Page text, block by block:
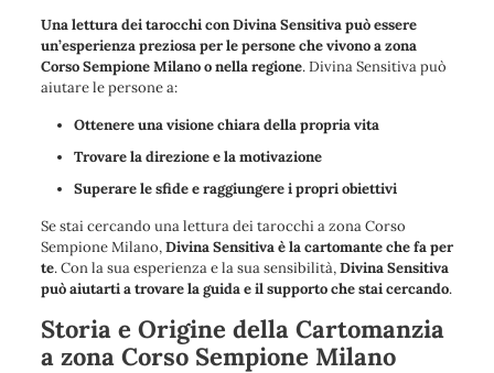
Una lettura dei tarocchi con Divina Sensitiva può essere
un’esperienza preziosa per le persone che vivono a zona
Corso Sempione Milano o nella regione. Divina Sensitiva può
aiutare le persone a:
Ottenere una visione chiara della propria vita
Trovare la direzione e la motivazione
Superare le sfide e raggiungere i propri obiettivi
Se stai cercando una lettura dei tarocchi a zona Corso
Sempione Milano,Divina Sensitiva è la cartomante che fa per
te. Con la sua esperienza e la sua sensibilità,Divina Sensitiva
può aiutarti a trovare la guida e il supporto che stai cercando.
Storia e Origine della Cartomanzia
a zona Corso Sempione Milano